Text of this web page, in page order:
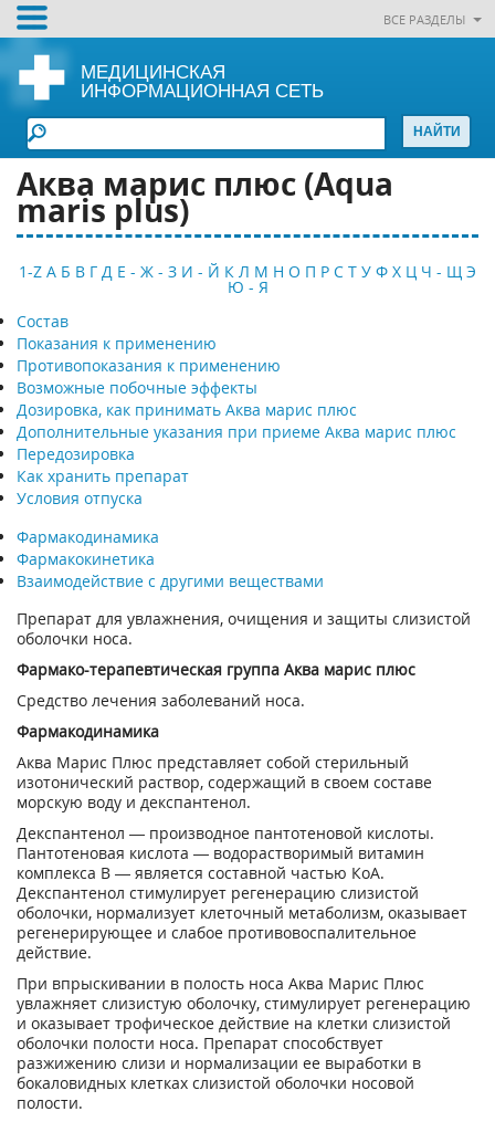
ВСЕ РАЗДЕЛЫ
МЕДИЦИНСКАЯ
ИНФОРМАЦИОННАЯ СЕТЬ
Аква марис плюс (Аqua
maris plus)
1-Z А Б В Г Д Е - Ж - З И - Й К Л М Н О П Р С Т У Ф Х Ц Ч - Щ Э
Ю - Я
Состав
Показания к применению
Противопоказания к применению
Возможные побочные эффекты
Дозировка, как принимать Аква марис плюс
Дополнительные указания при приеме Аква марис плюс
Передозировка
Как хранить препарат
Условия отпуска
Фармакодинамика
Фармакокинетика
Взаимодействие с другими веществами
Препарат для увлажнения, очищения и защиты слизистой
оболочки носа.
Фармако-терапевтическая группа Аква марис плюс
Средство лечения заболеваний носа.
Фармакодинамика
Аква Марис Плюс представляет собой стерильный
изотонический раствор, содержащий в своем составе
морскую воду и декспантенол.
Декспантенол — производное пантотеновой кислоты.
Пантотеновая кислота — водорастворимый витамин
комплекса В — является составной частью КоА.
Декспантенол стимулирует регенерацию слизистой
оболочки, нормализует клеточный метаболизм, оказывает
регенерирующее и слабое противовоспалительное
действие.
При впрыскивании в полость носа Аква Марис Плюс
увлажняет слизистую оболочку, стимулирует регенерацию
и оказывает трофическое действие на клетки слизистой
оболочки полости носа. Препарат способствует
разжижению слизи и нормализации ее выработки в
бокаловидных клетках слизистой оболочки носовой
полости.